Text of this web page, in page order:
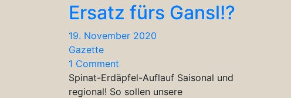
Ersatz fürs Gansl!?
19. November 2020
Gazette
1 Comment
Spinat-Erdäpfel-Auflauf Saisonal und
regional! So sollen unsere